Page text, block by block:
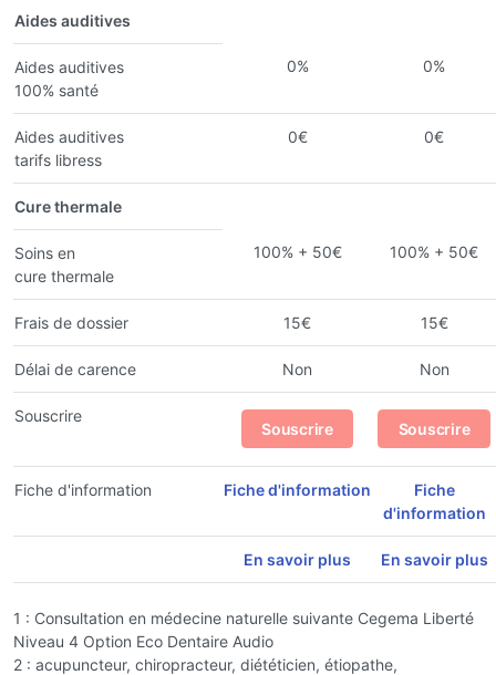
Aides auditives
Aides auditives
100% santé
0% 0%
Aides auditives
tarifs libress
0€ 0€
Cure thermale
Soins en
cure thermale
100% + 50€ 100% + 50€
Frais de dossier 15€ 15€
Délai de carence Non Non
Souscrire
Souscrire Souscrire
Fiche d'information Fiche d'information
Fiche
d'information
En savoir plus En savoir plus
1 : Consultation en médecine naturelle suivante Cegema Liberté
Niveau 4 Option Eco Dentaire Audio
2 : acupuncteur, chiropracteur, diététicien, étiopathe,